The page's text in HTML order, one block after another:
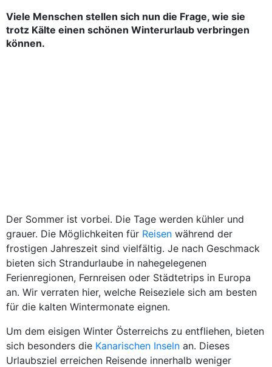
Viele Menschen stellen sich nun die Frage, wie sie
trotz Kälte einen schönen Winterurlaub verbringen
können.
Der Sommer ist vorbei. Die Tage werden kühler und
grauer. Die Möglichkeiten für Reisen während der
frostigen Jahreszeit sind vielfältig. Je nach Geschmack
bieten sich Strandurlaube in nahegelegenen
Ferienregionen, Fernreisen oder Städtetrips in Europa
an. Wir verraten hier, welche Reiseziele sich am besten
für die kalten Wintermonate eignen.
Um dem eisigen Winter Österreichs zu entfliehen, bieten
sich besonders die Kanarischen Inseln an. Dieses
Urlaubsziel erreichen Reisende innerhalb weniger